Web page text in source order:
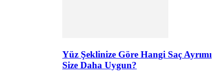
Yüz Şeklinize Göre Hangi Saç Ayrımı
Size Daha Uygun?